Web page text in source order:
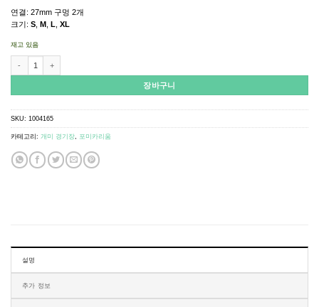
연결: 27mm 구멍 2개
크기: S, M , L, XL
재고 있음
장바구니
SKU: 1004165
카테고리: 개미 경기장, 포미카리움
설명
추가 정보